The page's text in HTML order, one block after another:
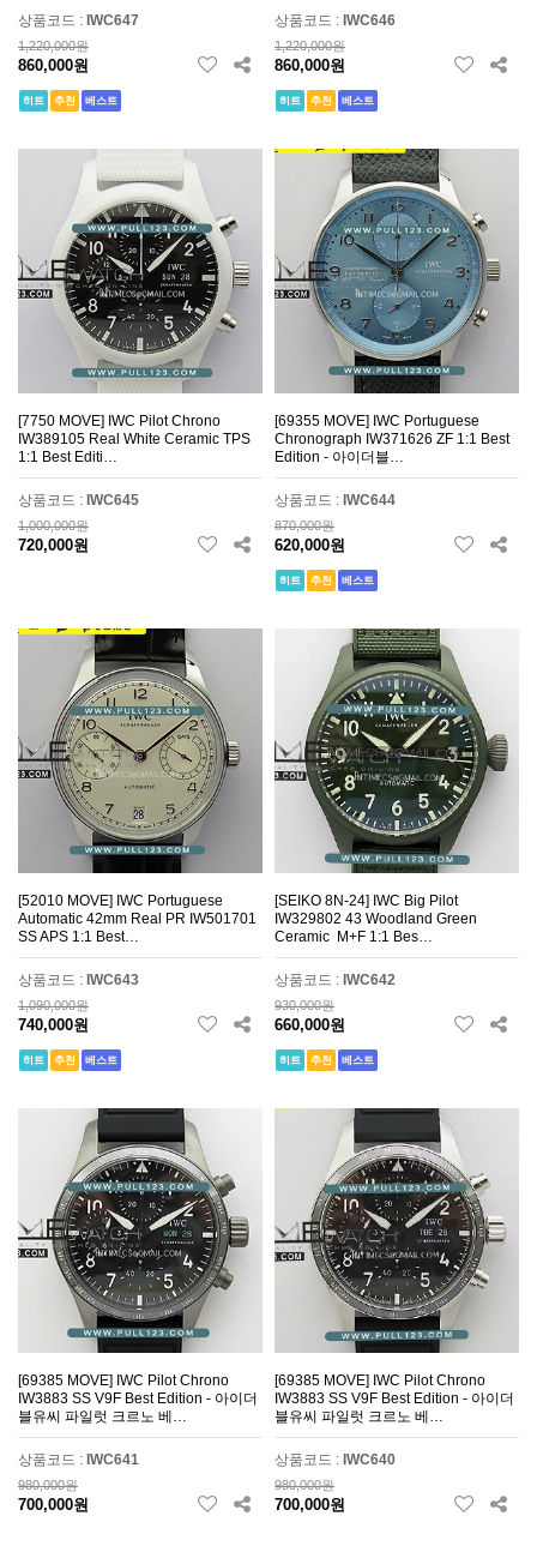
상품코드 : IWC647
1,220,000원
860,000원
히트 추천 베스트
상품코드 : IWC646
1,220,000원
860,000원
히트 추천 베스트
[7750 MOVE] IWC Pilot Chrono
IW389105 Real White Ceramic TPS
1:1 Best Editi…
상품코드 : IWC645
1,000,000원
720,000원
[69355 MOVE] IWC Portuguese
Chronograph IW371626 ZF 1:1 Best
Edition - 아이더블…
상품코드 : IWC644
870,000원
620,000원
히트 추천 베스트
[52010 MOVE] IWC Portuguese
Automatic 42mm Real PR IW501701
SS APS 1:1 Best…
상품코드 : IWC643
1,090,000원
740,000원
히트 추천 베스트
[SEIKO 8N-24] IWC Big Pilot
IW329802 43 Woodland Green
Ceramic M+F 1:1 Bes…
상품코드 : IWC642
930,000원
660,000원
히트 추천 베스트
[69385 MOVE] IWC Pilot Chrono
IW3883 SS V9F Best Edition - 아이더
블유씨 파일럿 크르노 베…
상품코드 : IWC641
980,000원
700,000원
[69385 MOVE] IWC Pilot Chrono
IW3883 SS V9F Best Edition - 아이더
블유씨 파일럿 크르노 베…
상품코드 : IWC640
980,000원
700,000원